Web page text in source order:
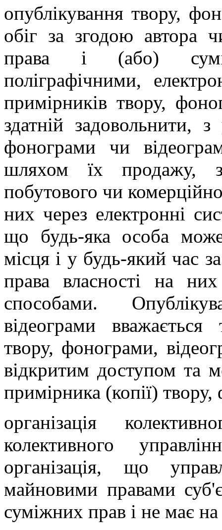
опублікування твору,
обіг за згодою автора
права і (або)
поліграфічними,
примірників твору,
здатній задовольнити,
фонограми чи
шляхом їх продажу,
побутового чи
них через електронні
що будь-яка особа
місця і у будь-який час
права власності на
способами.
відеограми
твору, фонограми,
відкритим доступом та
примірника (копії)
організація
колективного
організація, що
майновими правами
суміжних прав і не має